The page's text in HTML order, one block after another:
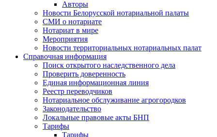
Авторы
Новости Белорусской нотариальной палаты
СМИ о нотариате
Нотариат в мире
Мероприятия
Новости территориальных нотариальных палат
Справочная информация
Поиск открытого наследственного дела
Проверить доверенность
Единая информационная линия
Реестр переводчиков
Нотариальное обслуживание агрогородков
Законодательство
Локальные правовые акты БНП
Тарифы
Тарифы